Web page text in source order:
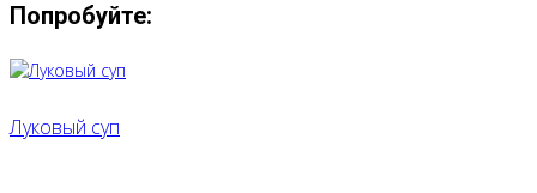
Попробуйте:
Луковый суп